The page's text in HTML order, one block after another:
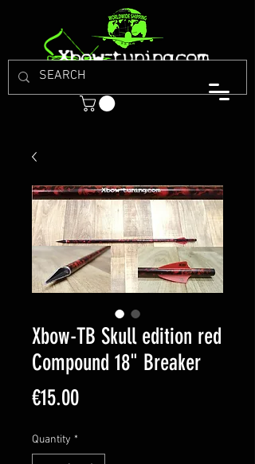
Xbow-TB Skull edition red
Compound 18" Breaker
€15.00Price
Quantity *